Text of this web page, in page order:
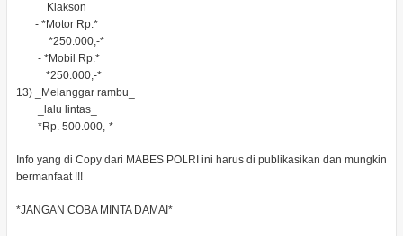
_Klakson_
- *Motor Rp.*
*250.000,-*
- *Mobil Rp.*
*250.000,-*
13) _Melanggar rambu_
_lalu lintas_
*Rp. 500.000,-*
Info yang di Copy dari MABES POLRI ini harus di publikasikan dan mungkin
bermanfaat !!!
*JANGAN COBA MINTA DAMAI*